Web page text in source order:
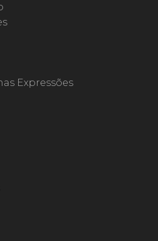
Expressões